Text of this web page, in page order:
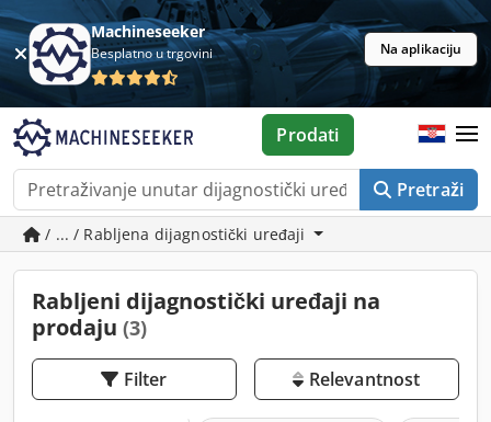
Machineseeker
Besplatno u trgovini Na aplikaciju
Pretraži
Prodati
/ ... / Rabljena dijagnostički uređaji
Rabljeni dijagnostički uređaji na
prodaju (3)
Filter Relevantnost